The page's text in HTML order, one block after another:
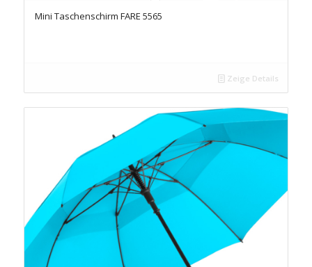
Mini Taschenschirm FARE 5565
Zeige Details